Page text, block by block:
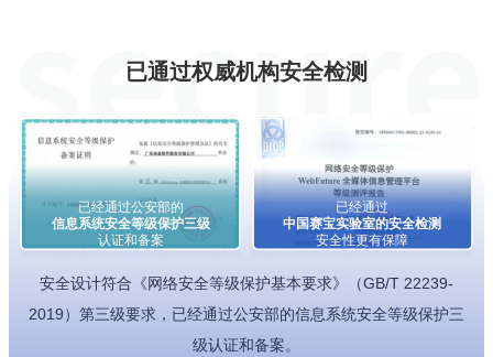
已通过权威机构安全检测
已经通过公安部的
信息系统安全等级保护三级
认证和备案
已经通过
中国赛宝实验室的安全检测
安全性更有保障
安全设计符合《网络安全等级保护基本要求》（GB/T 22239-
2019）第三级要求，已经通过公安部的信息系统安全等级保护三
级认证和备案。